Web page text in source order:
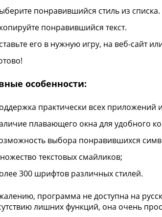
понравившийся стиль из списка.
понравившийся текст.
его в нужную игру, на веб-сайт
особенности:
практически всех приложений
плавающего окна для удобного
выбора понравившихся
текстовых смайликов;
300 шрифтов различных стилей.
программа не доступна на
лишних функций, она очень